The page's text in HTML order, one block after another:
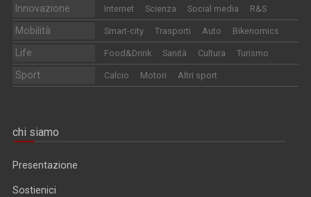
Innovazione Internet Scienza Social media R&S
Mobilità Smart-city Trasporti Auto Bikenomics
Life Food&Drink Sanità Cultura Turismo
Sport Calcio Motori Altri sport
chi siamo
Presentazione
Sostienici